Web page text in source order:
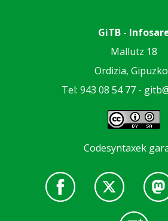
GiTB -
Mallutz 18
Ordizia,
Tel: 943 08 54 77 -
Codesyntaxek